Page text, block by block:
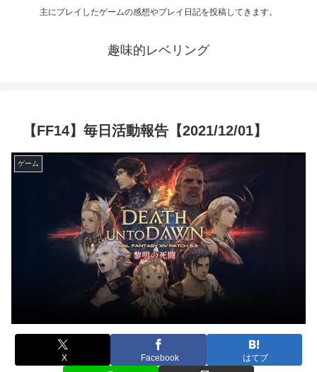
主にプレイしたゲームの感想やプレイ日記を投稿してきます。
趣味的レベリング
【FF14】毎日活動報告【2021/12/01】
ゲーム
X Facebook はてブ